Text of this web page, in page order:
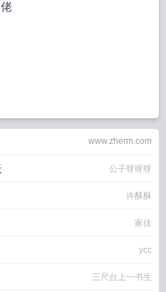
www.zherm.com
公子呀呀呀
许酥酥
家佳
ycc
三尺台上一书生